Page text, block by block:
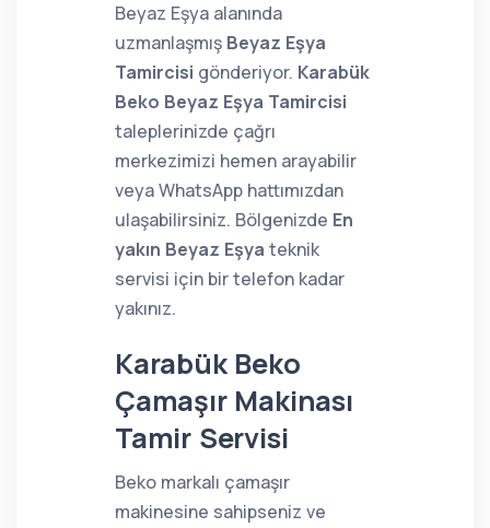
Beyaz Eşya alanında
uzmanlaşmış Beyaz Eşya
Tamircisi gönderiyor. Karabük
Beko Beyaz Eşya Tamircisi
taleplerinizde çağrı
merkezimizi hemen arayabilir
veya WhatsApp hattımızdan
ulaşabilirsiniz. Bölgenizde En
yakın Beyaz Eşya teknik
servisi için bir telefon kadar
yakınız.
Karabük Beko
Çamaşır Makinası
Tamir Servisi
Beko markalı çamaşır
makinesine sahipseniz ve